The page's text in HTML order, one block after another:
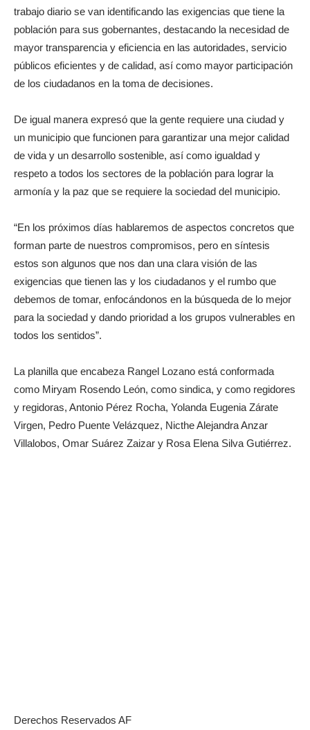
trabajo diario se van identificando las exigencias que tiene la
población para sus gobernantes, destacando la necesidad de
mayor transparencia y eficiencia en las autoridades, servicio
públicos eficientes y de calidad, así como mayor participación
de los ciudadanos en la toma de decisiones.
De igual manera expresó que la gente requiere una ciudad y
un municipio que funcionen para garantizar una mejor calidad
de vida y un desarrollo sostenible, así como igualdad y
respeto a todos los sectores de la población para lograr la
armonía y la paz que se requiere la sociedad del municipio.
“En los próximos días hablaremos de aspectos concretos que
forman parte de nuestros compromisos, pero en síntesis
estos son algunos que nos dan una clara visión de las
exigencias que tienen las y los ciudadanos y el rumbo que
debemos de tomar, enfocándonos en la búsqueda de lo mejor
para la sociedad y dando prioridad a los grupos vulnerables en
todos los sentidos”.
La planilla que encabeza Rangel Lozano está conformada
como Miryam Rosendo León, como sindica, y como regidores
y regidoras, Antonio Pérez Rocha, Yolanda Eugenia Zárate
Virgen, Pedro Puente Velázquez, Nicthe Alejandra Anzar
Villalobos, Omar Suárez Zaizar y Rosa Elena Silva Gutiérrez.
Derechos Reservados AF